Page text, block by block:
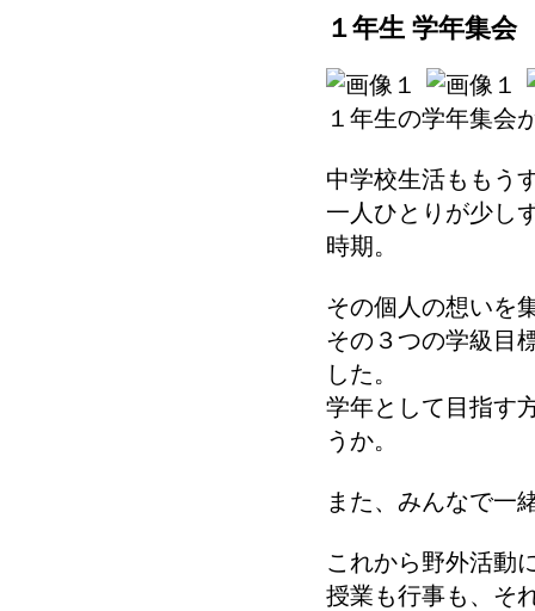
１年生 学年集会
１年生の学年集会
中学校生活ももう
一人ひとりが少し
時期。
その個人の想いを
その３つの学級目
した。
学年として目指す
うか。
また、みんなで一
これから野外活動
授業も行事も、そ